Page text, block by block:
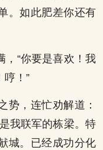
。如此肥差你还有
，“你要是喜欢！我
哼！”
势，连忙劝解道：
我联军的栋梁。特
城。已经成功分化